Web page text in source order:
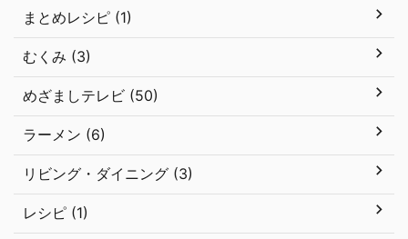
まとめレシピ (1)
むくみ (3)
めざましテレビ (50)
ラーメン (6)
リビング・ダイニング (3)
レシピ (1)